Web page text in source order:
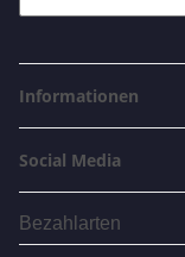
Informationen
Social Media
Bezahlarten